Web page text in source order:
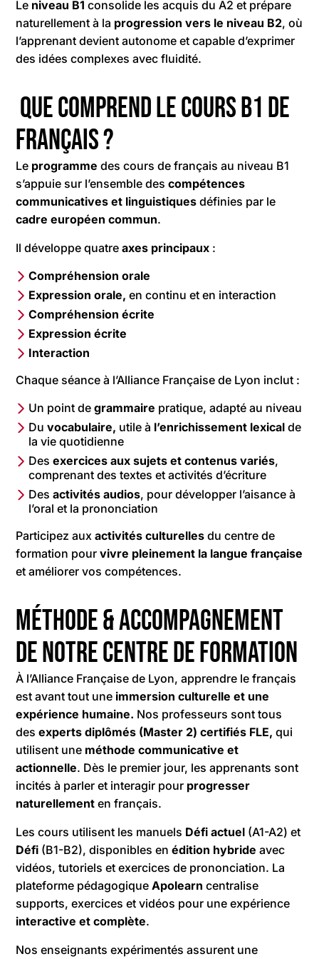
Le niveau B1 consolide les acquis du A2 et prépare
naturellement à la progression vers le niveau B2, où
l’apprenant devient autonome et capable d’exprimer
des idées complexes avec fluidité.
Que comprend le cours B1 de
français ?
Le programme des cours de français au niveau B1
s’appuie sur l’ensemble descompétences
communicatives et linguistiques définies par le
cadre européen commun.
Il développe quatreaxes principaux :
Compréhension orale
Expression orale,en continu et en interaction
Compréhension écrite
Expression écrite
Interaction
Chaque séance à l’Alliance Française de Lyon inclut :
Un point degrammaire pratique, adapté au niveau
Duvocabulaire, utile à l’enrichissement lexical de
la vie quotidienne
Desexercices aux sujets et contenus variés,
comprenant des textes et activités d’écriture
Desactivités audios, pour développer l’aisance à
l’oral et la prononciation
Participez auxactivités culturelles du centre de
formation pourvivre pleinement la langue française
et améliorer vos compétences.
Méthode & accompagnement
de notre centre de formation
À l’Alliance Française de Lyon, apprendre le français
est avant tout une immersion culturelle et une
expérience humaine. Nos professeurs sont tous
desexperts diplômés (Master 2) certifiés FLE,qui
utilisent une méthode communicative et
actionnelle. Dès le premier jour, les apprenants sont
incités à parler et interagir pour progresser
naturellementen français.
Les cours utilisent les manuels Défi actuel (A1-A2) et
Défi (B1-B2), disponibles enédition hybride avec
vidéos, tutoriels et exercices de prononciation. La
plateforme pédagogiqueApolearn centralise
supports, exercices et vidéos pour une expérience
interactive et complète.
Nos enseignants expérimentés assurent une